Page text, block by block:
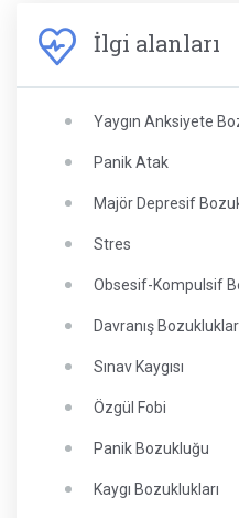
İlgi alanları
Yaygın Anksiyete
Panik Atak
Majör Depresif
Stres
Obsesif-Kompulsif
Davranış
Sınav Kaygısı
Özgül Fobi
Panik Bozukluğu
Kaygı Bozuklukları